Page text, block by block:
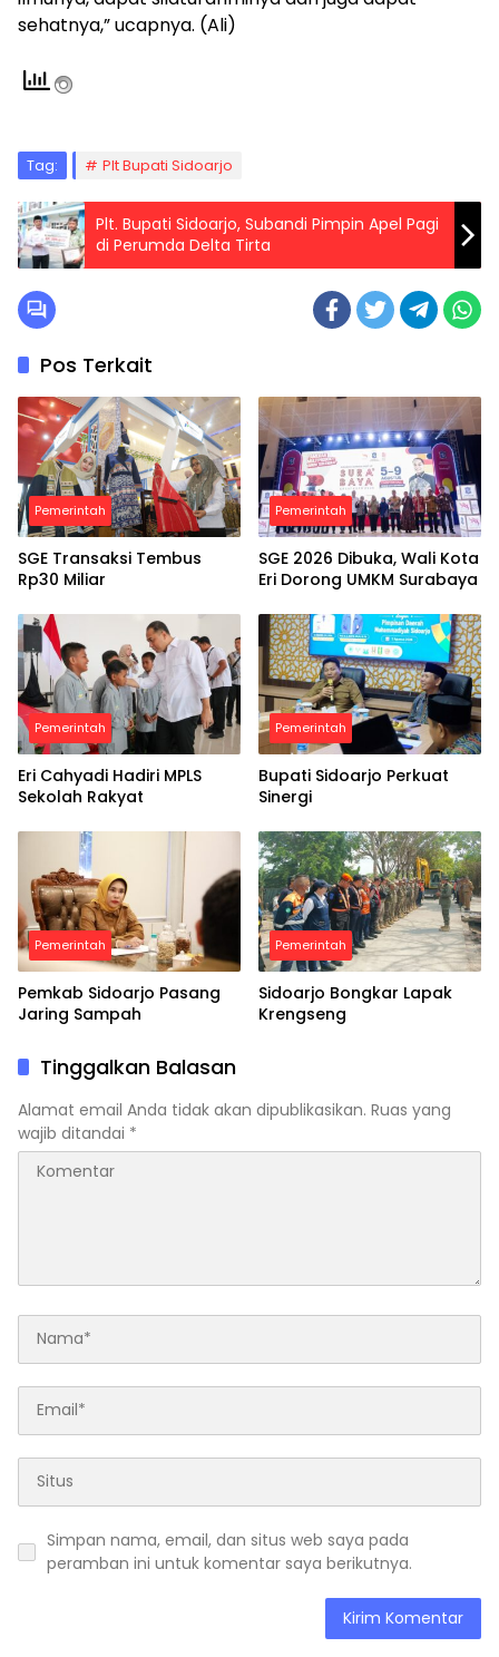
sehatnya,” ucapnya. (Ali)
Tag: Plt Bupati Sidoarjo
Plt. Bupati Sidoarjo, Subandi Pimpin Apel Pagi
di Perumda Delta Tirta
Pos Terkait
Pemerintah
SGE Transaksi Tembus
Rp30 Miliar
Pemerintah
SGE 2026 Dibuka, Wali Kota
Eri Dorong UMKM Surabaya
Pemerintah
Eri Cahyadi Hadiri MPLS
Sekolah Rakyat
Pemerintah
Bupati Sidoarjo Perkuat
Sinergi
Pemerintah
Pemkab Sidoarjo Pasang
Jaring Sampah
Pemerintah
Sidoarjo Bongkar Lapak
Krengseng
Tinggalkan Balasan
Alamat email Anda tidak akan dipublikasikan. Ruas yang
wajib ditandai *
Simpan nama, email, dan situs web saya pada
peramban ini untuk komentar saya berikutnya.